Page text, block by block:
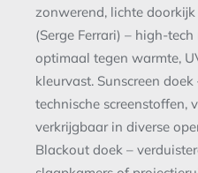
zonwerend, lichte
(Serge Ferrari) – high-
optimaal tegen warmte,
kleurvast. Sunscreen
technische screenstoffen,
verkrijgbaar in diverse
Blackout doek –